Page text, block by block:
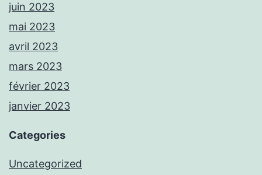
juin 2023
mai 2023
avril 2023
mars 2023
février 2023
janvier 2023
Categories
Uncategorized